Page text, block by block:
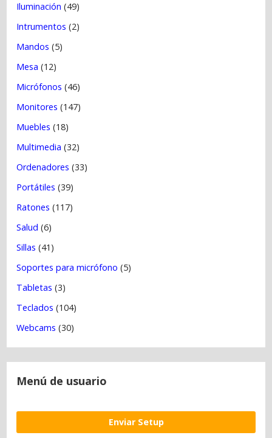
Iluminación (49)
Intrumentos (2)
Mandos (5)
Mesa (12)
Micrófonos (46)
Monitores (147)
Muebles (18)
Multimedia (32)
Ordenadores (33)
Portátiles (39)
Ratones (117)
Salud (6)
Sillas (41)
Soportes para micrófono (5)
Tabletas (3)
Teclados (104)
Webcams (30)
Menú de usuario
Enviar Setup